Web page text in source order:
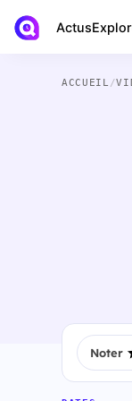
Actus
ACCUEIL /
Noter